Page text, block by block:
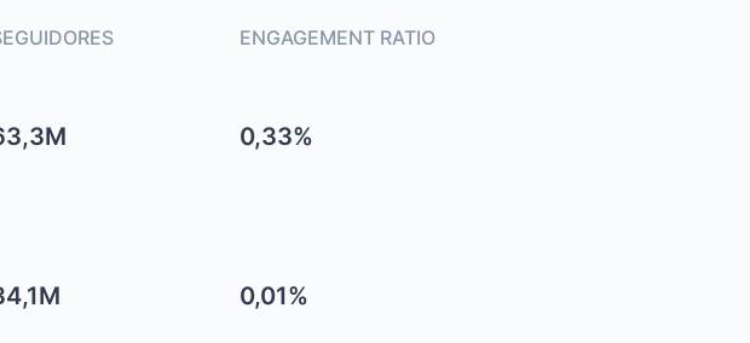
ENGAGEMENT RATIO
0,33%
0,01%